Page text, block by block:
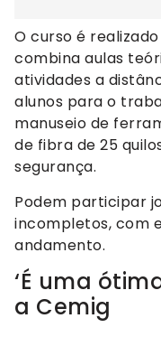
O curso é
combina aulas
atividades a
alunos para o
manuseio de
de fibra de 25
segurança.
Podem participar
incompletos, com
andamento.
‘É uma
a Cemig